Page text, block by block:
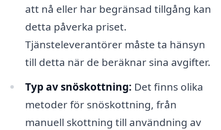
att nå eller har begränsad tillgång kan
detta påverka priset.
Tjänsteleverantörer måste ta hänsyn
till detta när de beräknar sina avgifter.
Typ av snöskottning: Det finns olika
metoder för snöskottning, från
manuell skottning till användning av